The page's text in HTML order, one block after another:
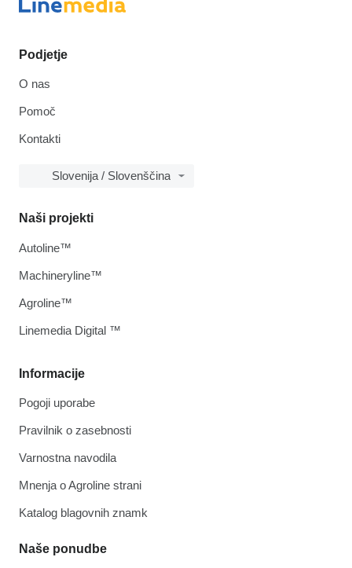
Podjetje
O nas
Pomoč
Kontakti
Slovenija / Slovenščina
Informacije
Pogoji uporabe
Pravilnik o zasebnosti
Varnostna navodila
Mnenja o Agroline strani
Katalog blagovnih znamk
Naše ponudbe
Naši projekti
Autoline™
Machineryline™
Agroline™
Linemedia Digital ™